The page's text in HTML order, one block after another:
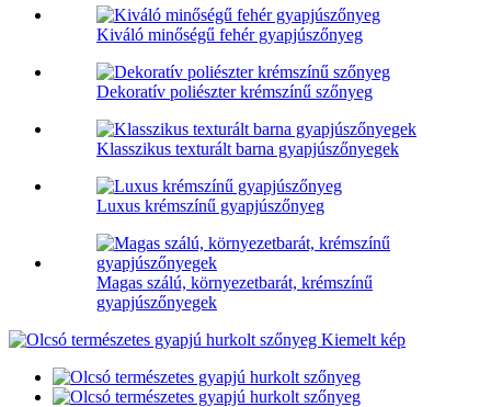
Kiváló minőségű fehér gyapjúszőnyeg
Dekoratív poliészter krémszínű szőnyeg
Klasszikus texturált barna gyapjúszőnyegek
Luxus krémszínű gyapjúszőnyeg
Magas szálú, környezetbarát, krémszínű
gyapjúszőnyegek